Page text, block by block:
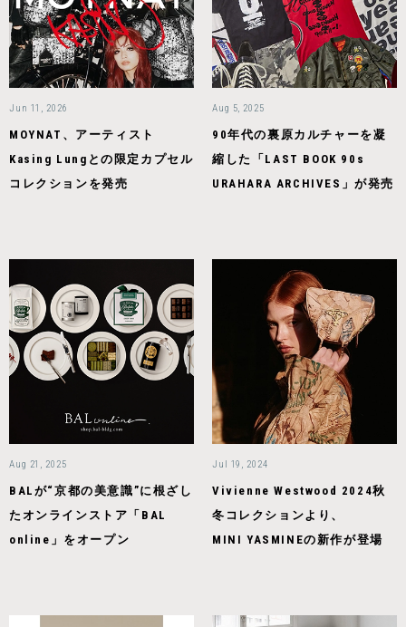
Jun 11, 2026
MOYNAT、アーティスト
Kasing Lungとの限定カプセル
コレクションを発売
Aug 5, 2025
90年代の裏原カルチャーを凝
縮した「LAST BOOK 90s
URAHARA ARCHIVES」が発売
Aug 21, 2025
BALが“京都の美意識”に根ざし
たオンラインストア「BAL
online」をオープン
Jul 19, 2024
Vivienne Westwood 2024秋
冬コレクションより、
MINI YASMINEの新作が登場